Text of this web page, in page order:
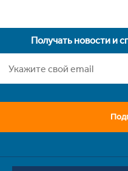
Получать новости и